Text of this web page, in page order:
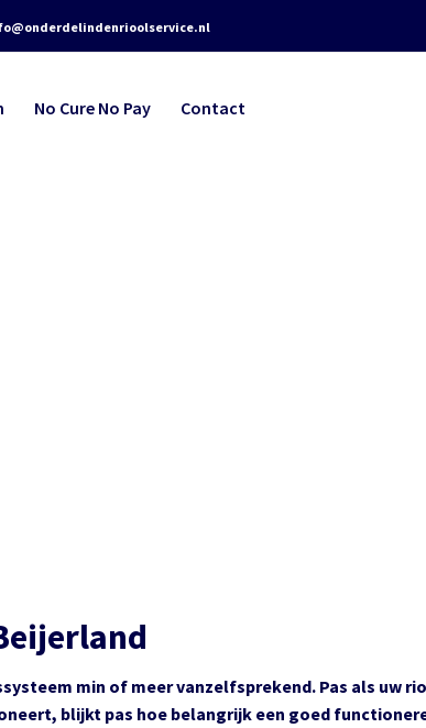
No Cure No Pay Contact
min of meer vanzelfsprekend. Pas als uw
blijkt pas hoe belangrijk een goed